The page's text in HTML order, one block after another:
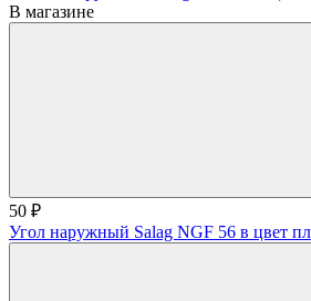
В магазине
50 ₽
Угол наружный Salag NGF 56 в цвет